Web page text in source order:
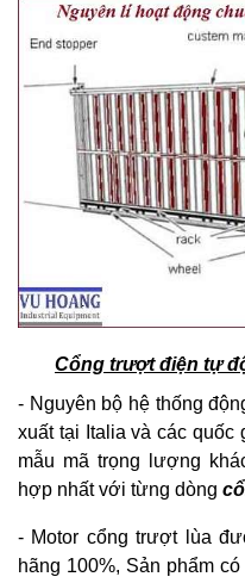
Cổng trượt điện tự
- Nguyên bộ hệ thống
xuất tại Italia và các quốc
mẫu mã trọng lượng
hợp nhất với từng dòng
- Motor cổng trượt lùa
hãng 100%, Sản phẩm